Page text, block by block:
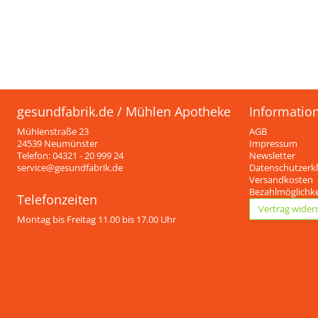
gesundfabrik.de / Mühlen Apotheke
Mühlenstraße 23
24539 Neumünster
Telefon: 04321 - 20 999 24
service@gesundfabrik.de
Telefonzeiten
Montag bis Freitag 11.00 bis 17.00 Uhr
AGB
Impressum
Newsletter
Versandkosten
Vertrag